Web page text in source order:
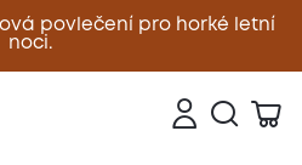
povlečení pro horké letní
noci.
Zavřít